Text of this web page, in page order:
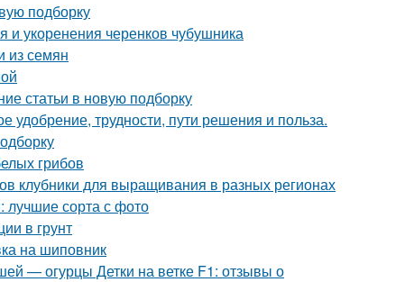
подборку
и укоренения черенков чубушника
из семян
статьи в новую подборку
удобрение, трудности, пути решения и польза.
грибов
клубники для выращивания в разных регионах
лучшие сорта с фото
в грунт
на шиповник
— огурцы Детки на ветке F1: отзывы о